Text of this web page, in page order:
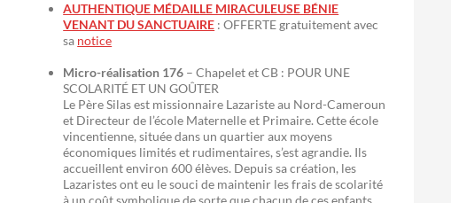
AUTHENTIQUE MÉDAILLE MIRACULEUSE BÉNIE
VENANT DU SANCTUAIRE : OFFERTE gratuitement avec
sa notice
Micro-réalisation 176 – Chapelet et CB : POUR UNE
SCOLARITÉ ET UN GOÛTER
Le Père Silas est missionnaire Lazariste au Nord-Cameroun
et Directeur de l’école Maternelle et Primaire. Cette école
vincentienne, située dans un quartier aux moyens
économiques limités et rudimentaires, s’est agrandie. Ils
accueillent environ 600 élèves. Depuis sa création, les
Lazaristes ont eu le souci de maintenir les frais de scolarité
à un coût symbolique de sorte que chacun de ces enfants